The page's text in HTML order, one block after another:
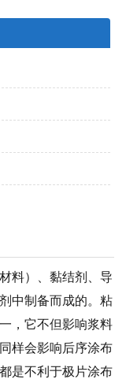
料）、黏结剂、导
中制备而成的。粘
，它不但影响浆料
样会影响后序涂布
是不利于极片涂布